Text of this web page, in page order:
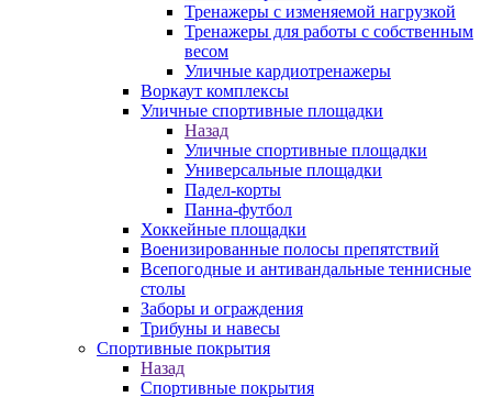
Тренажеры с изменяемой нагрузкой
Тренажеры для работы с собственным
весом
Уличные кардиотренажеры
Воркаут комплексы
Уличные спортивные площадки
Назад
Уличные спортивные площадки
Универсальные площадки
Падел-корты
Панна-футбол
Хоккейные площадки
Военизированные полосы препятствий
Всепогодные и антивандальные теннисные
столы
Заборы и ограждения
Трибуны и навесы
Спортивные покрытия
Назад
Спортивные покрытия